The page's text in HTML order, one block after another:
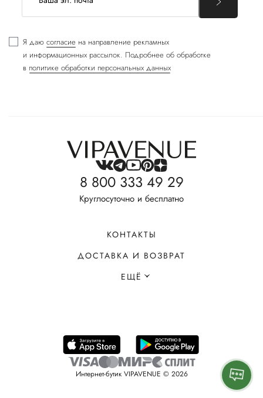
Я даю согласие на направление рекламных
и информационных рассылок. Подробнее об обработке
в политике обработки персональных данных
8 800 333 49 29
Круглосуточно и бесплатно
КОНТАКТЫ
ДОСТАВКА И ВОЗВРАТ
ЕЩЁ
Интернет-бутик VIPAVENUE © 2026